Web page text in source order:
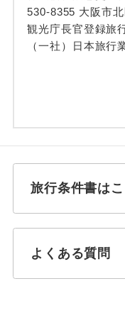
530-8355 大阪市
観光庁長官登録旅
（一社）日本旅行
旅行条件書は
よくある質問